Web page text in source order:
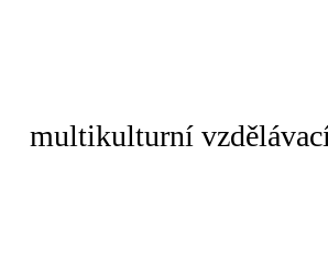
multikulturní